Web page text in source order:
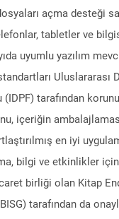
açma desteği
tabletler ve
uyumlu yazılım
Uluslararası
(IDPF) tarafından
içeriğin
en iyi
bilgi ve etkinlikler
birliği olan Kitap
tarafından da